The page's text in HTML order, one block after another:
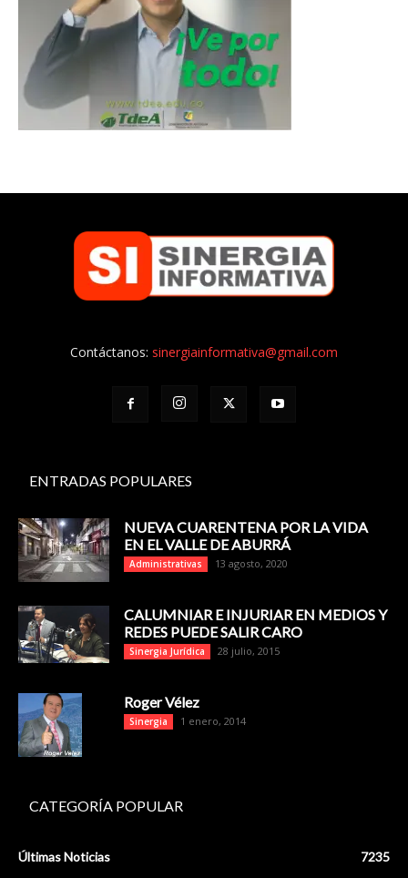
Contáctanos: sinergiainformativa@gmail.com
ENTRADAS POPULARES
NUEVA CUARENTENA POR LA VIDA
EN EL VALLE DE ABURRÁ
Administrativas 13 agosto, 2020
CALUMNIAR E INJURIAR EN MEDIOS Y
REDES PUEDE SALIR CARO
Sinergia Jurídica 28 julio, 2015
Roger Vélez
Sinergia 1 enero, 2014
CATEGORÍA POPULAR
Últimas Noticias
7235